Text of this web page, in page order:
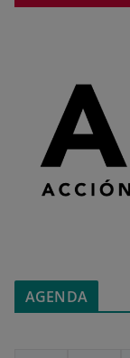
AGENDA